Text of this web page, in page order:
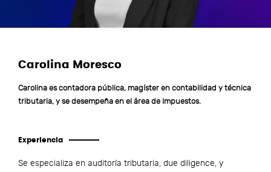
Carolina Moresco
Carolina es contadora pública, magíster en contabilidad y técnica
tributaria, y se desempeña en el área de Impuestos.
Experiencia
Se especializa en auditoría tributaria, due diligence, y